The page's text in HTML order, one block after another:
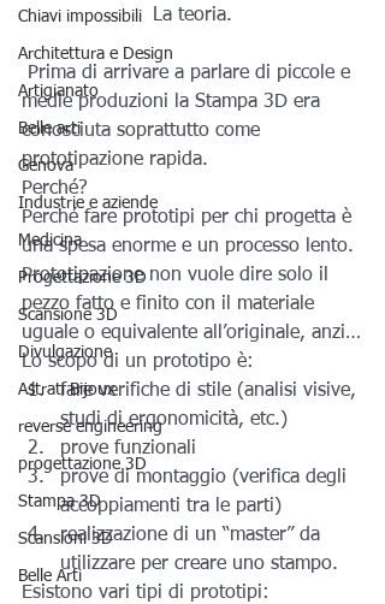
Chiavi impossibili
Architettura e Design
Artigianato
Belle arti
Genova
Industrie e aziende
Medicina
Progettazione 3D
Scansione 3D
Divulgazione
Astrati Bijoux
reverse engineering
progettazione 3D
Stampa 3D
Scansioni 3D
Belle Arti
La teoria.
medie produzioni la Stampa 3D era
conosciuta soprattutto come
prototipazione rapida.
Perché?
Perché fare prototipi per chi progetta è
una spesa enorme e un processo lento.
Prototipazione non vuole dire solo il
pezzo fatto e finito con il materiale
uguale o equivalente all’originale, anzi…
Lo scopo di un prototipo è:
fare verifiche di stile (analisi visive,
studi di ergonomicità, etc.)
prove funzionali
prove di montaggio (verifica degli
accoppiamenti tra le parti)
realizzazione di un “master” da
utilizzare per creare uno stampo.
Esistono vari tipi di prototipi: